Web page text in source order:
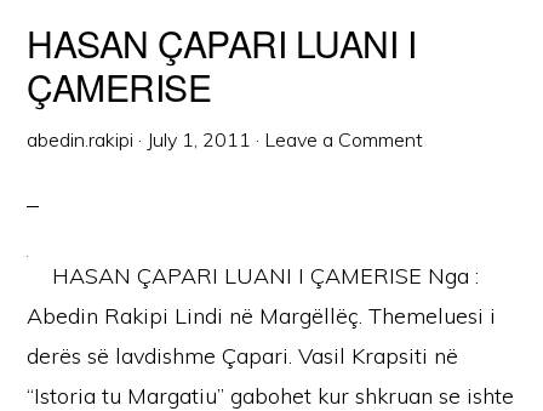
HASAN ÇAPARI LUANI I
ÇAMERISE
abedin.rakipi · July 1, 2011 · Leave a Comment
HASAN ÇAPARI LUANI I ÇAMERISE Nga :
Abedin Rakipi Lindi në Margëllëç. Themeluesi i
derës së lavdishme Çapari. Vasil Krapsiti në
“Istoria tu Margatiu” gabohet kur shkruan se ishte